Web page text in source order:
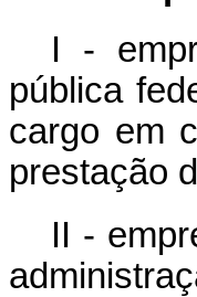
I -
pública
cargo em
prestação
II -